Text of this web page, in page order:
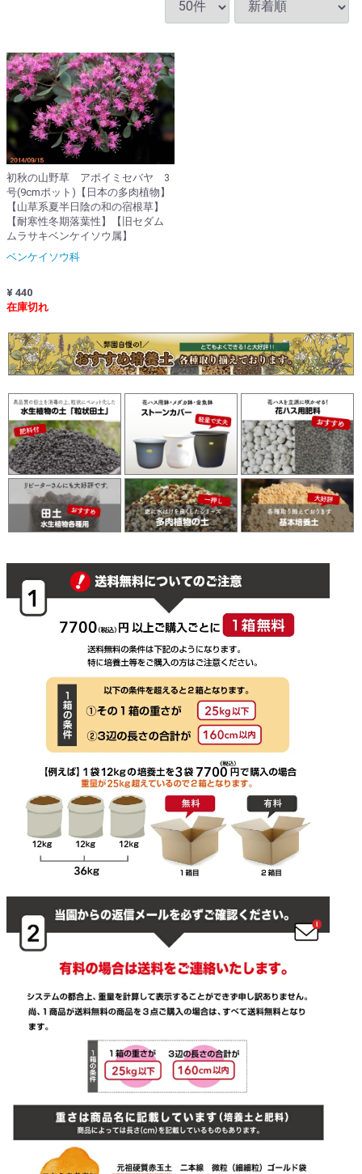
初秋の山野草 アポイミセバヤ 3
号(9cmポット)【日本の多肉植物】
【山草系夏半日陰の和の宿根草】
【耐寒性冬期落葉性】【旧セダム
ムラサキベンケイソウ属】
ベンケイソウ科
¥ 440
在庫切れ